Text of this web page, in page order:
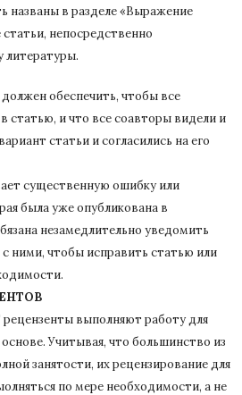
названы в разделе «Выражение
статьи, непосредственно
должен обеспечить, чтобы все
статью, и что все соавторы видели и
статьи и согласились на его
существенную ошибку или
была уже опубликована в
незамедлительно уведомить
ними, чтобы исправить статью или
выполняют работу для
Учитывая, что большинство из
занятости, их рецензирование для
по мере необходимости, а не